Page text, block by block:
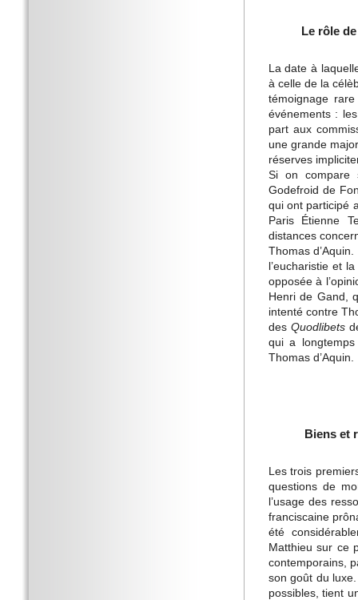
Le rôle
La date à
à celle de la
témoignage
événements :
part aux
une grande
réserves
Si on compare
Godefroid de
qui ont participé
Paris Étienne
distances
Thomas
l’eucharistie et
opposée à
Henri de Gand,
intenté contre
des Quodlibets
qui a
Thomas d’Aquin.
Biens et
Les trois
questions de
l’usage des
franciscaine
été
Matthieu sur ce
contemporains,
son goût du
possibles, tient